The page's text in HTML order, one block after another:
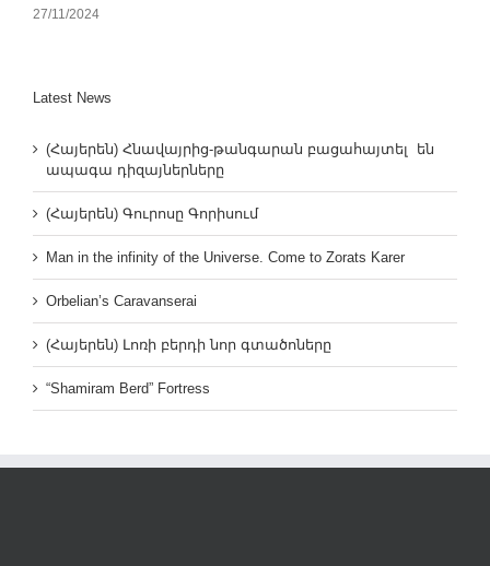
27/11/2024
Latest News
(Հայերեն) Հնավայրից-թանգարան բացահայտել են
ապագա դիզայներները
(Հայերեն) Գուրոսը Գորիսում
Man in the infinity of the Universe. Come to Zorats Karer
Orbelian’s Caravanserai
(Հայերեն) Լոռի բերդի նոր գտածոները
“Shamiram Berd” Fortress